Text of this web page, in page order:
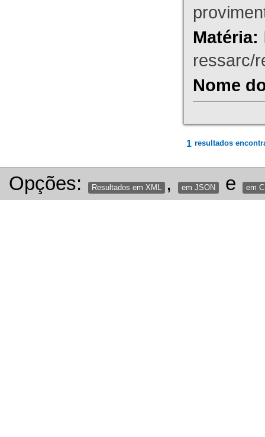
Matéria:
ressarc/
Nome
1 resultados
Opções: Resultados em XML , em JSON e em